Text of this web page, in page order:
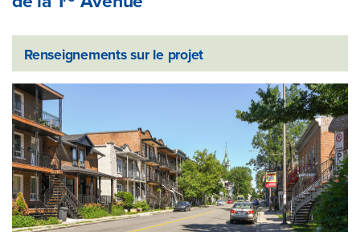
Renseignements sur le projet